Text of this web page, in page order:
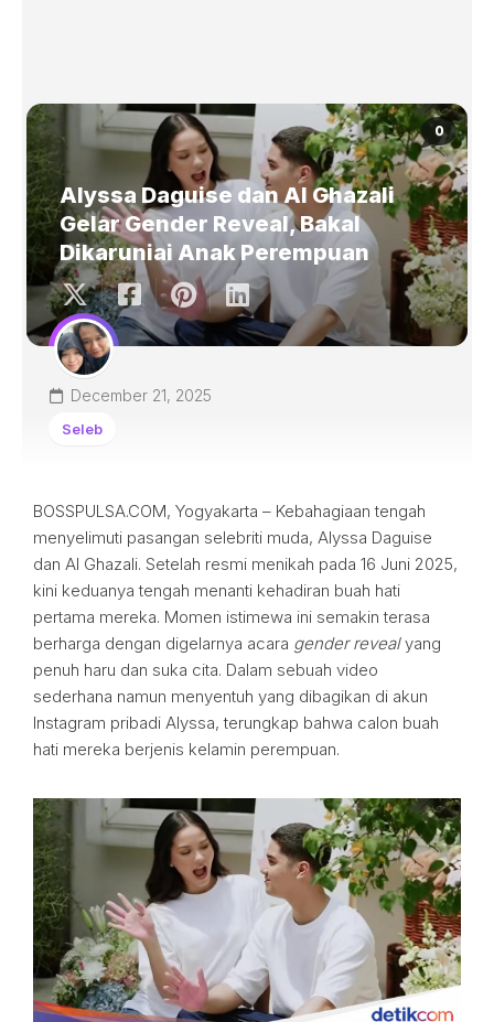
0
Alyssa Daguise dan Al Ghazali
Gelar Gender Reveal, Bakal
Dikaruniai Anak Perempuan
December 21, 2025
Seleb
BOSSPULSA.COM, Yogyakarta – Kebahagiaan tengah
menyelimuti pasangan selebriti muda, Alyssa Daguise
dan Al Ghazali. Setelah resmi menikah pada 16 Juni 2025,
kini keduanya tengah menanti kehadiran buah hati
pertama mereka. Momen istimewa ini semakin terasa
berharga dengan digelarnya acara gender revealyang
penuh haru dan suka cita. Dalam sebuah video
sederhana namun menyentuh yang dibagikan di akun
Instagram pribadi Alyssa, terungkap bahwa calon buah
hati mereka berjenis kelamin perempuan.